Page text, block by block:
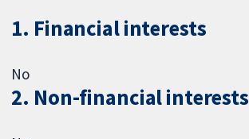
1. Financial interests
No
2. Non-financial interests